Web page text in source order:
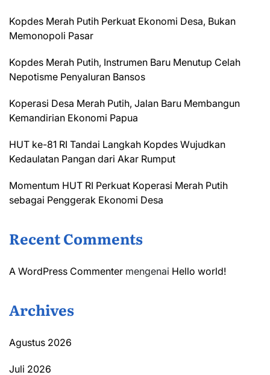
Kopdes Merah Putih Perkuat Ekonomi Desa, Bukan
Memonopoli Pasar
Kopdes Merah Putih, Instrumen Baru Menutup Celah
Nepotisme Penyaluran Bansos
Koperasi Desa Merah Putih, Jalan Baru Membangun
Kemandirian Ekonomi Papua
HUT ke-81 RI Tandai Langkah Kopdes Wujudkan
Kedaulatan Pangan dari Akar Rumput
Momentum HUT RI Perkuat Koperasi Merah Putih
sebagai Penggerak Ekonomi Desa
Recent Comments
A WordPress Commenter mengenai Hello world!
Archives
Agustus 2026
Juli 2026